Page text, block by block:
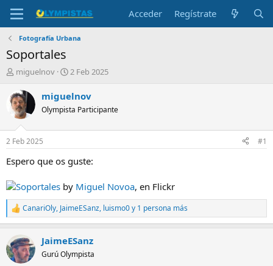
Acceder Regístrate
Fotografía Urbana
Soportales
I
i
c
i
a
d
o
r
d
e
l
t
e
m
a
miguelnov
F
c
a
i
n
i
i
o
2 Feb 2025
miguelnov
Olympista Participante
2 Feb 2025 #1
Espero que os guste:
Soportales by Miguel Novoa, en Flickr
R
e
c
c
i
CanariOly, JaimeESanz, luismo0y 1 persona más
JaimeESanz
Gurú Olympista